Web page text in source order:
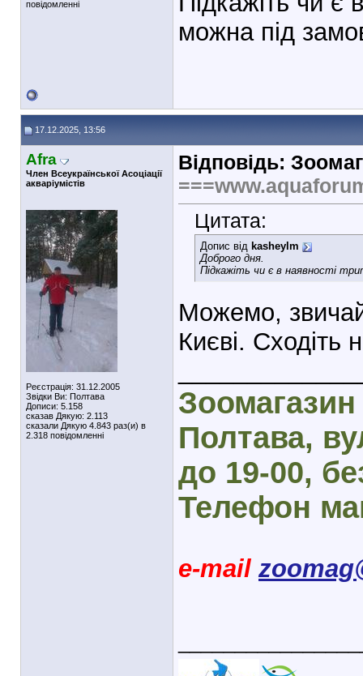
повідомленні
можна під
17.12.2025, 13:56
Afra
Член Всеукраїнської Асоціації
акваріумістів
Реєстрація: 31.12.2005
Звідки Ви: Полтава
Дописи: 5.158
сказав Дякую: 2.113
сказали Дякую 4.843 раз(и) в
2.318 повідомленні
Відповідь:
Цитата:
Допис від kasheylm
Доброго дня.
Підкажіть чи є в наявності
Можемо,
Києві. Сходіть
Полтава,
до 19-00,
Телефон
e-mail